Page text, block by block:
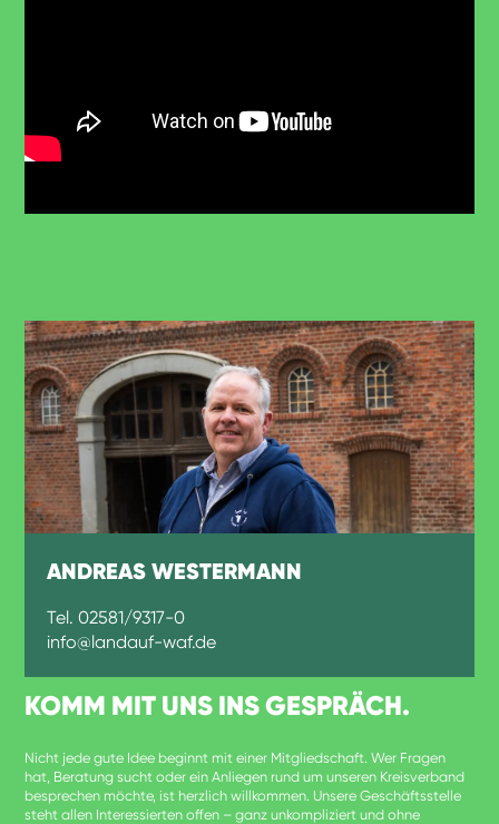
ANDREAS WESTERMANN
Tel. 02581/9317-0
info@landauf-waf.de
KOMM MIT UNS INS GESPRÄCH.
Nicht jede gute Idee beginnt mit einer Mitgliedschaft. Wer Fragen
hat, Beratung sucht oder ein Anliegen rund um unseren Kreisverband
besprechen möchte, ist herzlich willkommen. Unsere Geschäftsstelle
steht allen Interessierten offen – ganz unkompliziert und ohne